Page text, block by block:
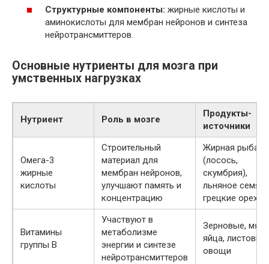
Структурные компоненты: жирные кислоты и
аминокислоты для мембран нейронов и синтеза
нейротрансмиттеров.
Основные нутриенты для мозга при
умственных нагрузках
Нутриент Роль в мозге
Продукты-
источники
Омега-3
жирные
кислоты
Строительный
материал для
мембран нейронов,
улучшают память и
концентрацию
Жирная рыба
(лосось,
скумбрия),
льняное семя,
грецкие орехи
Витамины
группы B
Участвуют в
метаболизме
энергии и синтезе
нейротрансмиттеров
Зерновые,
яйца, листовые
овощи